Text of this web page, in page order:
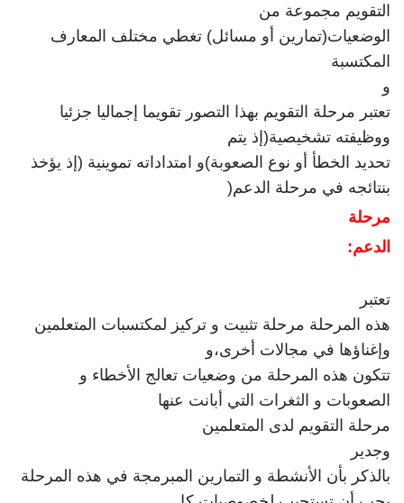
التقويم مجموعة من
الوضعيات(تمارين أو مسائل) تغطي مختلف المعارف
المكتسبة
و
تعتبر مرحلة التقويم بهذا التصور تقويما إجماليا جزئيا
ووظيفته تشخيصية(إذ يتم
تحديد الخطأ أو نوع الصعوبة)و امتداداته تموينية (إذ يؤخذ
بنتائجه في مرحلة الدعم)
مرحلة
الدعم:
تعتبر
هذه المرحلة مرحلة تثبيت و تركيز لمكتسبات المتعلمين
وإغناؤها في مجالات أخرى،و
تتكون هذه المرحلة من وضعيات تعالج الأخطاء و
الصعوبات و الثغرات التي أبانت عنها
مرحلة التقويم لدى المتعلمين
وجدير
بالذكر بأن الأنشطة و التمارين المبرمجة في هذه المرحلة